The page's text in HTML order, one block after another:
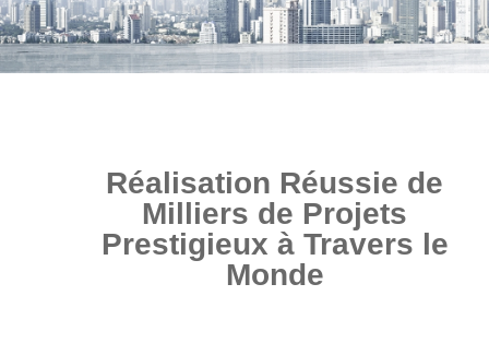
Réalisation Réussie de
Milliers de Projets
Prestigieux à Travers le
Monde